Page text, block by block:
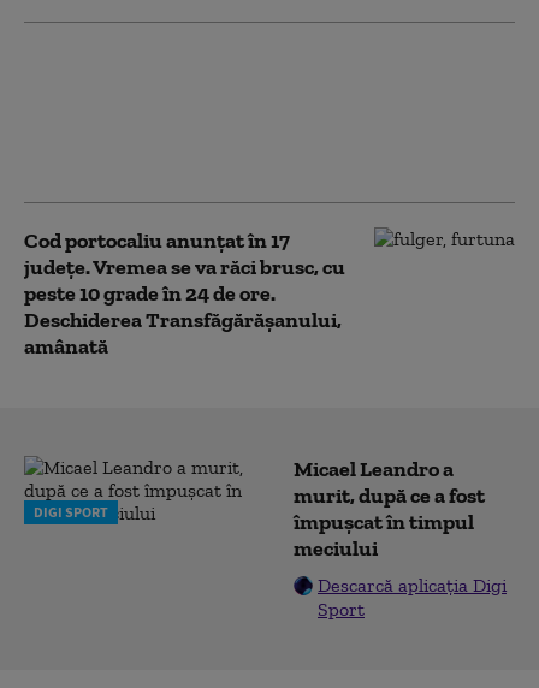
Cod portocaliu anunțat în 17
județe. Vremea se va răci brusc, cu
peste 10 grade în 24 de ore.
Deschiderea Transfăgărășanului,
amânată
DIGI SPORT
Micael Leandro a
murit, după ce a fost
împușcat în timpul
meciului
Descarcă aplicația Digi
Sport